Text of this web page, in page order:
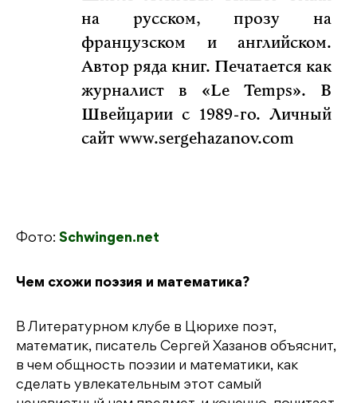
на русском, прозу на
французском и английском.
Автор ряда книг. Печатается как
журналист в «Le Temps». В
Швейцарии с 1989-го. Личный
сайт www.sergehazanov.com
Фото: Schwingen.net
Чем схожи поэзия и математика?
В Литературном клубе в Цюрихе поэт,
математик, писатель Сергей Хазанов объяснит,
в чем общность поэзии и математики, как
сделать увлекательным этот самый